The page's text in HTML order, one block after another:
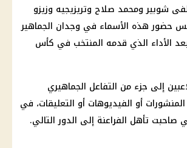
شوبير ومحمد صلاح وتريزيجيه وزيزو
حضور هذه الأسماء في وجدان الجماهير
الأداء الذي قدمه المنتخب في كأس
إلى جزء من التفاعل الجماهيري
أو الفيديوهات أو التعليقات، في
صاحبت تأهل الفراعنة إلى الدور التالي.